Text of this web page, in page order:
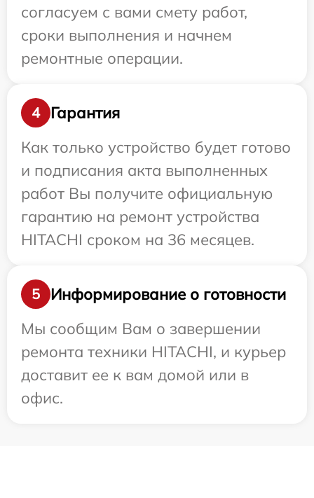
согласуем с вами смету работ,
сроки выполнения и начнем
ремонтные операции.
4
Гарантия
Как только устройство будет готово
и подписания акта выполненных
работ Вы получите официальную
гарантию на ремонт устройства
HITACHI сроком на 36 месяцев.
5
Информирование о готовности
Мы сообщим Вам о завершении
ремонта техники HITACHI, и курьер
доставит ее к вам домой или в
офис.